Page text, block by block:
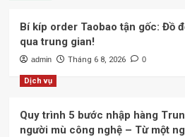
Bí kíp order Taobao tận gốc: Đồ
qua trung gian!
admin Tháng 6 8, 2026 0
Dịch vụ
Quy trình 5 bước nhập hàng
người mù công nghệ – Từ một